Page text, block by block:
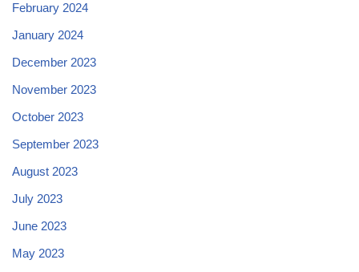
February 2024
January 2024
December 2023
November 2023
October 2023
September 2023
August 2023
July 2023
June 2023
May 2023